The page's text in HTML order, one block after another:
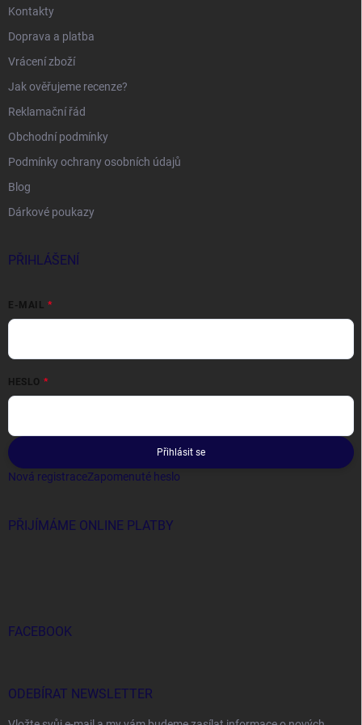
Kontakty
Doprava a platba
Vrácení zboží
Jak ověřujeme recenze?
Reklamační řád
Obchodní podmínky
Podmínky ochrany osobních údajů
Blog
Dárkové poukazy
PŘIHLÁŠENÍ
E-MAIL
HESLO
Přihlásit se
Nová registraceZapomenuté heslo
PŘIJÍMÁME ONLINE PLATBY
FACEBOOK
ODEBÍRAT NEWSLETTER